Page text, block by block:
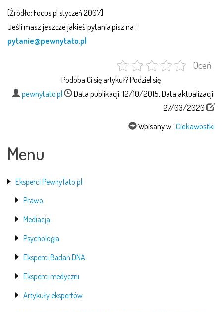
[Źródło: Focus pl styczeń 2007]
Jeśli masz jeszcze jakieś pytania pisz na :
pytanie@pewnytato.pl
Oceń
Podoba Ci się artykuł? Podziel się
pewnytato.pl
Data publikacji: 12/10/2015, Data aktualizacji:
27/03/2020
Wpisany w::Ciekawostki
Menu
Eksperci PewnyTato.pl
Prawo
Mediacja
Psychologia
Eksperci Badań DNA
Eksperci medyczni
Artykuły ekspertów